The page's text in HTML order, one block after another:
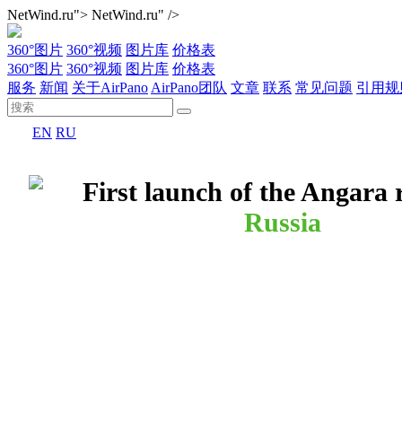
NetWind.ru"> NetWind.ru" />
360°图片 360°视频 图片库 价格表
360°图片 360°视频 图片库 价格表
服务 新闻 关于AirPano AirPano团队 文章 联系 常见问题 引用
EN RU
First launch of the Angara
Russia